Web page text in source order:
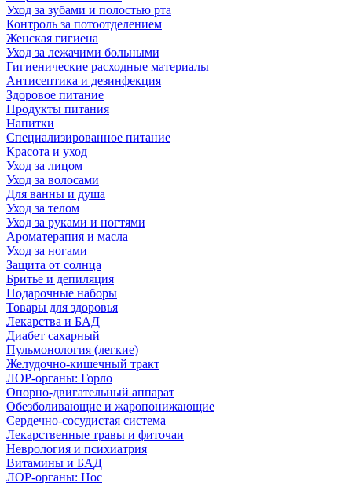
Уход за зубами и полостью рта
Контроль за потоотделением
Женская гигиена
Уход за лежачими больными
Гигиенические расходные материалы
Антисептика и дезинфекция
Здоровое питание
Продукты питания
Напитки
Специализированное питание
Красота и уход
Уход за лицом
Уход за волосами
Для ванны и душа
Уход за телом
Уход за руками и ногтями
Ароматерапия и масла
Уход за ногами
Защита от солнца
Бритье и депиляция
Подарочные наборы
Товары для здоровья
Лекарства и БАД
Диабет сахарный
Пульмонология (легкие)
Желудочно-кишечный тракт
ЛОР-органы: Горло
Опорно-двигательный аппарат
Обезболивающие и жаропонижающие
Сердечно-сосудистая система
Лекарственные травы и фиточаи
Неврология и психиатрия
Витамины и БАД
ЛОР-органы: Нос